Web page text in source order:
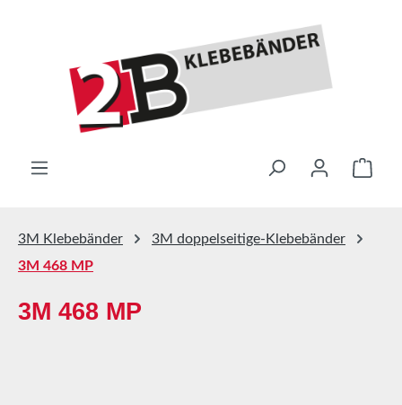
3M Klebebänder
3M doppelseitige-Klebebänder
3M 468 MP
3M 468 MP